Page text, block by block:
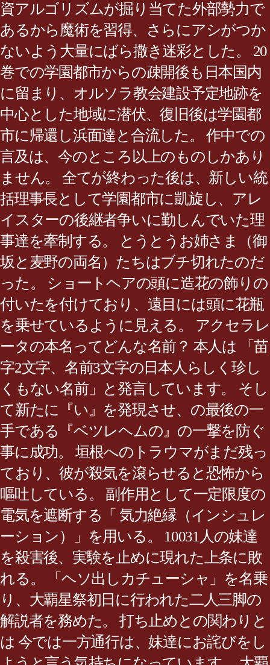
資アルゴリズムが掘り当てた外部勢力で
あるから魔術を習得、さらにアシがつか
ないよう大量にばら撒き迷彩とした。 20
巻での学園都市からの疎開後も日本国内
に留まり、オルソラ教会建設予定地跡を
中心とした地域に潜伏、復旧後は学園都
市に帰還し浜面達と合流した。 作中での
言及は、今のところ以上のものしかあり
ません。 全てが終わった後は、新しい統
括理事長として学園都市に凱旋し、アレ
イスターの後継者争いに勤しんでいた理
事達を牽制する。 とうとうお姉さま（御
坂と麦野の両名）たちはブチ切れたのだ
った。 ショートヘアの頭に造花の飾りの
付いたを付けており、遠目には頭に花瓶
を乗せているように見える。 アクセラレ
ータの本名ってどんな名前？ 本人は 「苗
字2文字、名前3文字の日本人らしく珍し
くもない名前」と発言しています。 そし
て新たに『い』を発現させ、の最後の一
手である『ベツレヘムの』の一撃を防ぐ
事に成功。 垣根へのトラウマがまだ残っ
ており、彼が殺気を滾らせると恐怖から
嘔吐している。 副作用として一定限度の
電気を遮断する「 気力絶縁（インシュレ
ーション）」を用いる。 10031人の妹達
を殺害後、実験を止めに現れた上条に敗
れる。 「ヘソ出しカチューシャ」を名乗
り、大覇星祭初日に行われた二人三脚の
解説者を務めた。 打ち止めとの関わりと
は 今では一方通行は、妹達にお詫びをし